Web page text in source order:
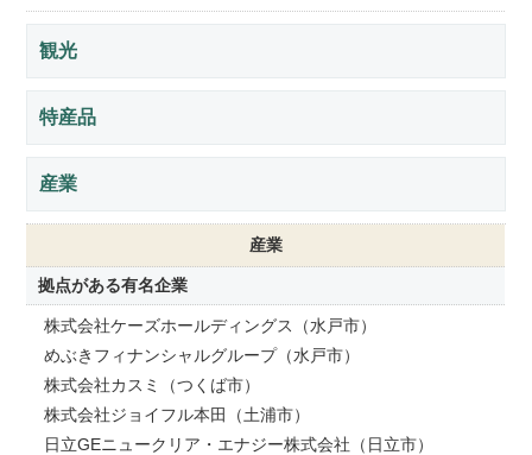
観光
特産品
産業
産業
拠点がある有名企業
株式会社ケーズホールディングス（水戸市）
めぶきフィナンシャルグループ（水戸市）
株式会社カスミ（つくば市）
株式会社ジョイフル本田（土浦市）
日立GEニュークリア・エナジー株式会社（日立市）